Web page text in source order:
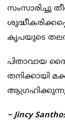
സംസാരിച്ചു
കൃപയുടെ
പിതാവായ
തനിക്കായി
~ Jincy